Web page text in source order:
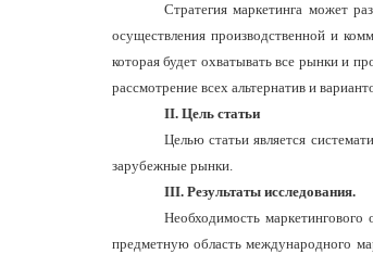
Стратегия маркетинга может
осуществления производственной и
которая будет охватывать все рынки и
рассмотрение всех альтернатив и
ІІ. Цель статьи
Целью статьи является
зарубежные рынки.
ІІІ. Результаты исследования.
Необходимость маркетингового
предметную область международного